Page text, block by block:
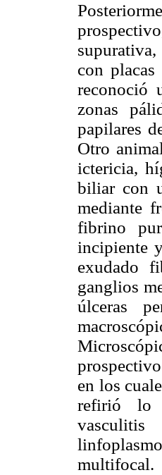
con
reconoció
zonas
papilares
Otro
ictericia,
biliar con
mediante
fibrino
incipiente
exudado
ganglios
úlceras
en los
refirió lo
multifocal.